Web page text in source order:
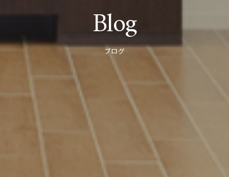
Blog
ブログ